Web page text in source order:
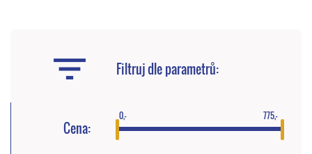
Filtruj dle parametrů:
Cena:
0,- 775,-